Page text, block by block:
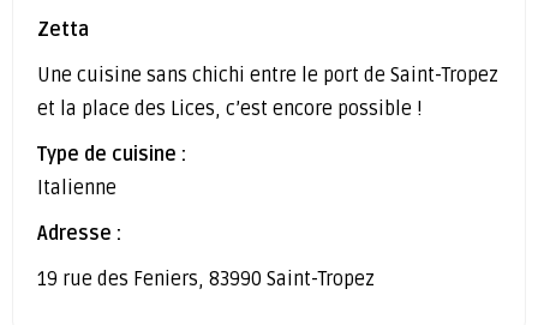
Zetta
Une cuisine sans chichi entre le port de Saint-Tropez
et la place des Lices, c’est encore possible !
Type de cuisine :
Italienne
Adresse :
19 rue des Feniers, 83990 Saint-Tropez